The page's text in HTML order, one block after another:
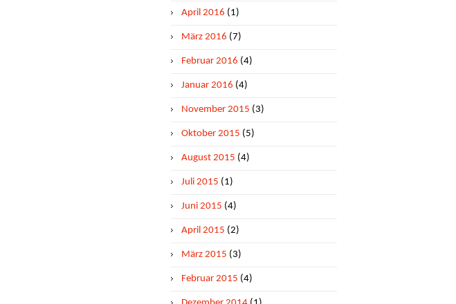
April 2016 (1)
März 2016 (7)
Februar 2016 (4)
Januar 2016 (4)
November 2015 (3)
Oktober 2015 (5)
August 2015 (4)
Juli 2015 (1)
Juni 2015 (4)
April 2015 (2)
März 2015 (3)
Februar 2015 (4)